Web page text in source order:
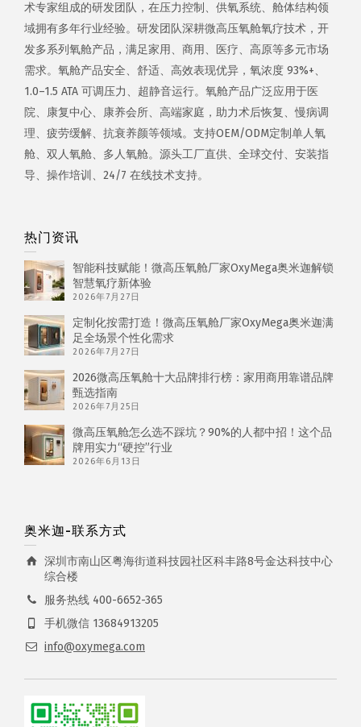
术专家组成的研发团队，在压力控制、供氧系统、舱体结构领
域拥有多年行业经验。研发团队深耕微高压氧舱氧疗技术，开
发多系列氧舱产品，满足家用、商用、医疗、高原等多元市场
需求。氧舱产品安全、舒适、高效表现优异，氧浓度 93%+、
1.0–1.5 ATA 可调压力、超静音运行。氧舱产品广泛应用于医
院、康复中心、康养会所、高端家庭，助力术后恢复、慢病调
理、疲劳缓解、抗衰养颜等领域。支持OEM/ODM定制单人氧
舱、双人氧舱、多人氧舱。源头工厂直供、全球交付、安装指
导、操作培训、24/7 在线技术支持。
热门资讯
智能科技赋能！微高压氧舱厂家OxyMega奥米迦解锁
智慧氧疗新体验
2026年7月27日
定制化按需打造！微高压氧舱厂家OxyMega奥米迦满
足全场景个性化需求
2026年7月27日
2026微高压氧舱十大品牌排行榜：家用商用靠谱品牌
甄选指南
2026年7月25日
微高压氧舱怎么选不踩坑？90%的人都中招！这个品
牌用实力“硬控”行业
2026年6月13日
奥米迦-联系方式
深圳市南山区粤海街道科技园社区科丰路8号金达科技中心
综合楼
服务热线 400-6652-365
手机微信 13684913205
info@oxymega.com